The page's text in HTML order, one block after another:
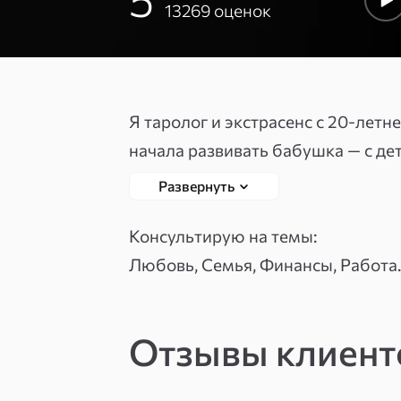
13269 оценок
Я таролог и экстрасенс с 20-
начала развивать бабушка — с
финансами и любыми
развитие.
ясности всё нет.
Развернуть
Консультирую на темы:
Любовь, Семья, Финансы, Работа.
Отзывы